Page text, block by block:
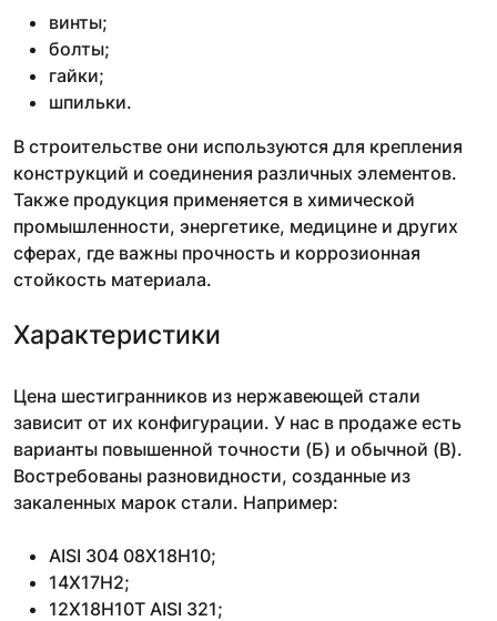
винты;
болты;
гайки;
шпильки.
В строительстве они используются для крепления
конструкций и соединения различных элементов.
Также продукция применяется в химической
промышленности, энергетике, медицине и других
сферах, где важны прочность и коррозионная
стойкость материала.
Характеристики
Цена шестигранников из нержавеющей стали
зависит от их конфигурации. У нас в продаже есть
варианты повышенной точности (Б) и обычной (В).
Востребованы разновидности, созданные из
закаленных марок стали. Например:
AISI 304 08Х18Н10;
14Х17Н2;
12Х18Н10Т AISI 321;